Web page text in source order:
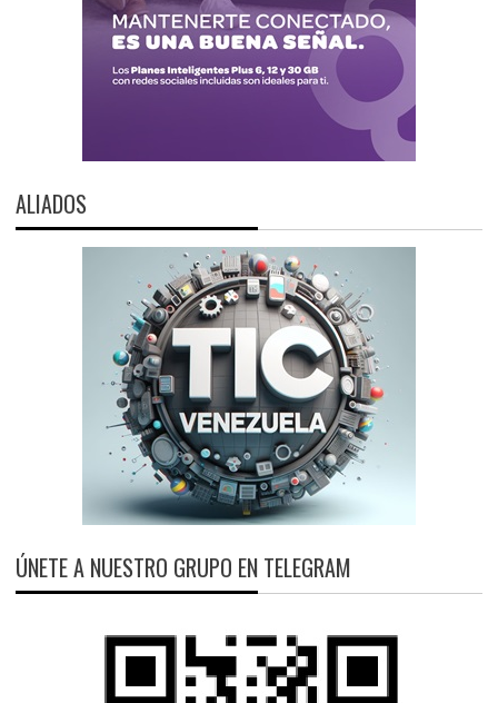
ALIADOS
ÚNETE A NUESTRO GRUPO EN TELEGRAM